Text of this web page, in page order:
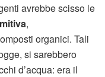
avrebbe scisso le
,
organici. Tali
si sarebbero
d’acqua: era il